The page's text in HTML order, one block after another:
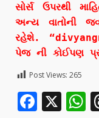
સોર્સ ઉપરથી
અન્ય વાતોની
રહેશે.
પેજ ની કોઈપણ
Post Views: 265
X